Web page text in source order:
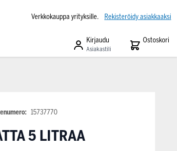
Verkkokauppa yrityksille. Rekisteröidy asiakkaaksi
Kirjaudu
Asiakastili
Ostoskori
15737770
5 LITRAA